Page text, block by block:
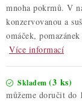
mnoha pokrmů. V
konzervovanou a
omáček,
Více informací
Skladem (3 ks)